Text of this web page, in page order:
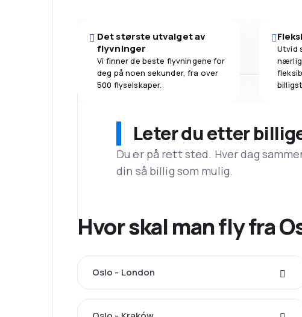
Det største utvalget av
flyvninger
Vi finner de beste flyvningene for
deg på noen sekunder, fra over
500 flyselskaper.
Utvid
Leter du etter
Du er på rett sted. Hver dag
din så billig som mulig.
Hvor skal man fly fra
Oslo - London